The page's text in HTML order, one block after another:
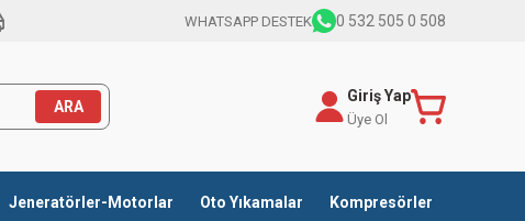
WHATSAPP DESTEK 0 532 505 0 508
ARA
Giriş Yap
Üye Ol
Jeneratörler-Motorlar Oto Yıkamalar Kompresörler